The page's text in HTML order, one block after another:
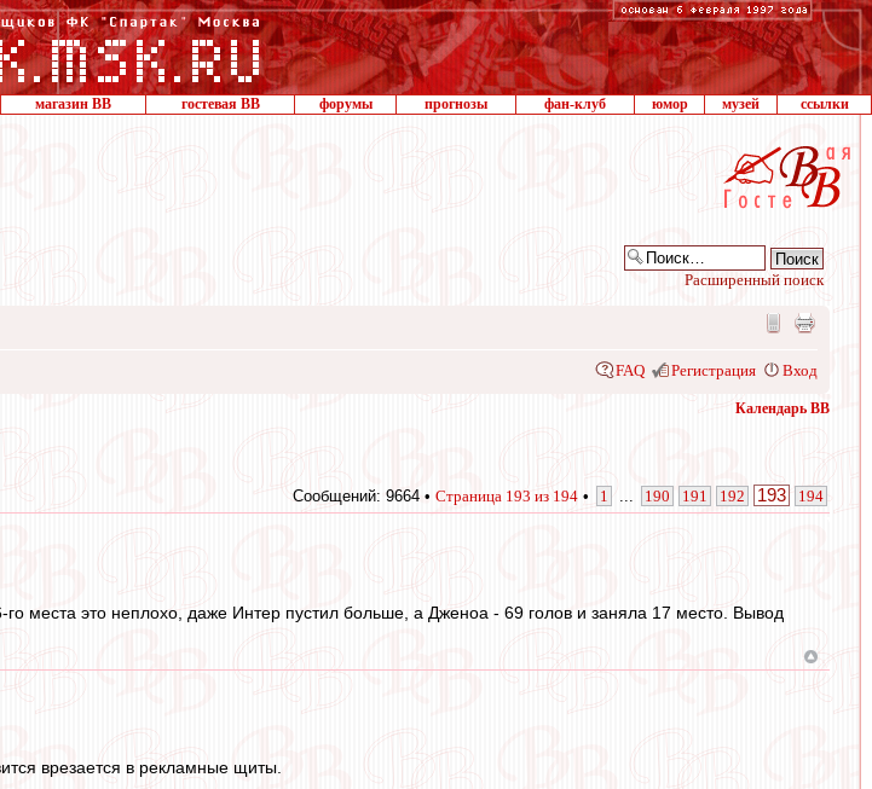
магазин ВВ гостевая ВВ форумы прогнозы фан-клуб юмор музей ссылки
Расширенный поиск
FAQ Регистрация Вход
Календарь ВВ
Сообщений: 9664 • Страница 193 из 194 • 1 190 191 192 193 194
го места это неплохо, даже Интер пустил больше, а Дженоа - 69 голов и заняла 17 место. Вывод
врезается в рекламные щиты.